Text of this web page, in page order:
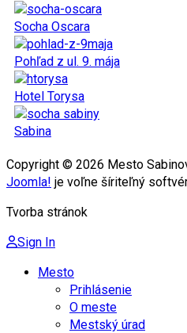
Socha Oscara
Pohľad z ul. 9. mája
Hotel Torysa
Sabina
Copyright © 2026 Mesto
Joomla! je voľne šíriteľný
Tvorba stránok
Sign In
Mesto
Prihlásenie
O meste
Mestský úrad